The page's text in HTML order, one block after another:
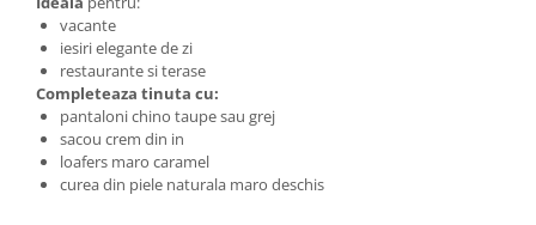
vacante
iesiri elegante de zi
restaurante si terase
Completeaza tinuta cu:
pantaloni chino taupe sau grej
sacou crem din in
loafers maro caramel
curea din piele naturala maro deschis